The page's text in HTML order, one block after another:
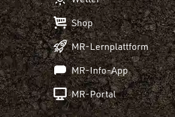
Shop
MR-Lernplattform
MR-Info-App
MR-Portal